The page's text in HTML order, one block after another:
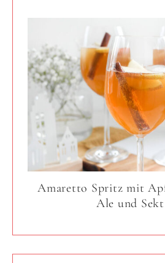
Amaretto Spritz mit
Ale und